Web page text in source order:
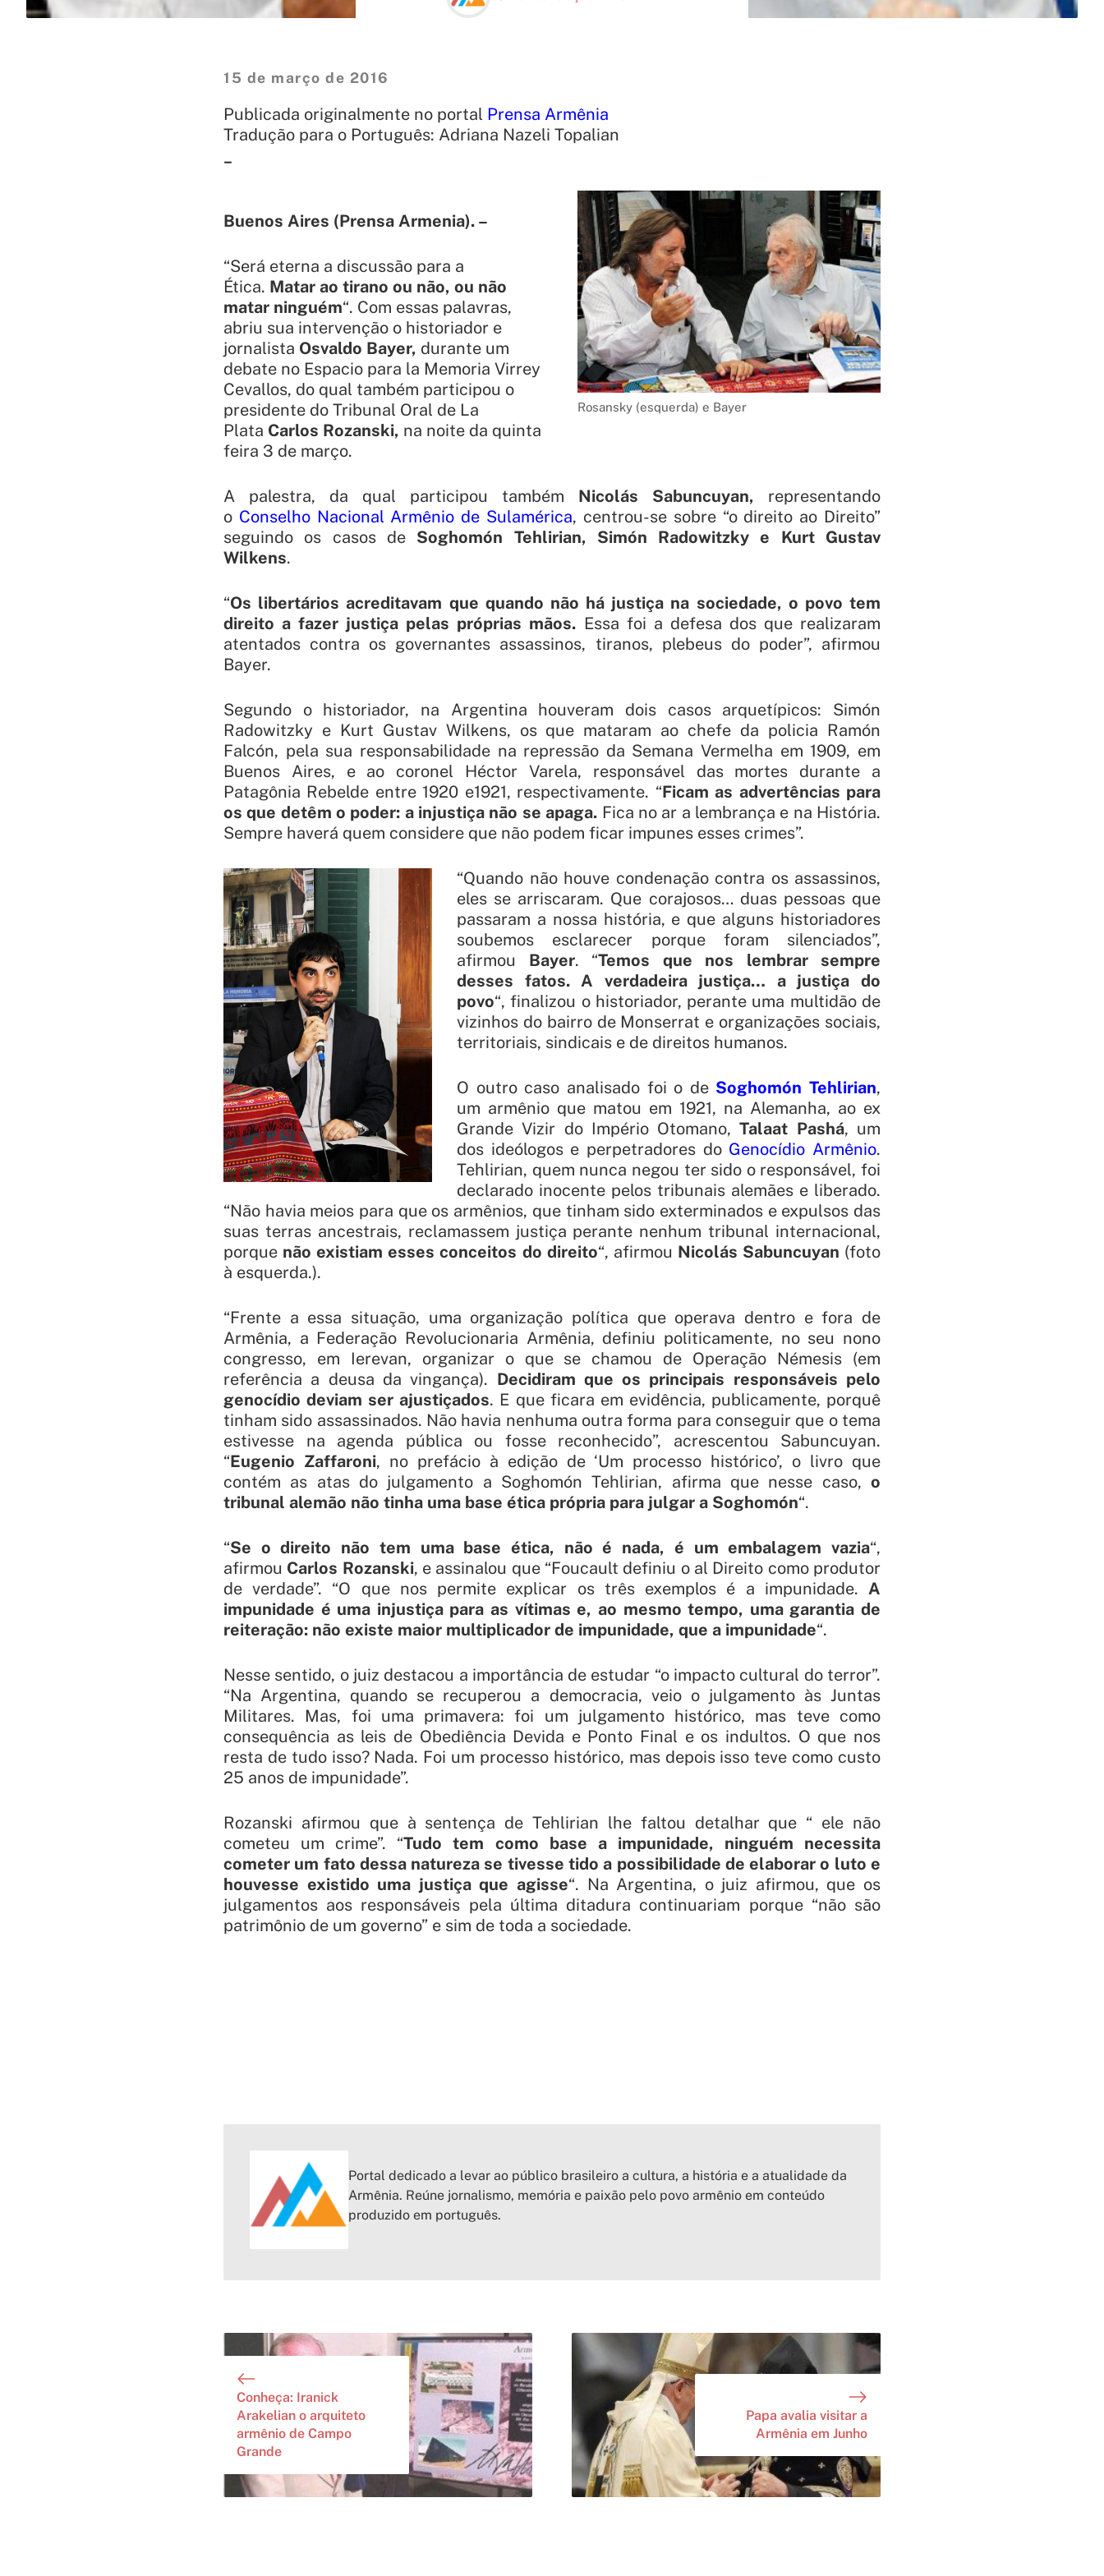
15 de março de 2016
Publicada originalmente no portal Prensa Armênia
Tradução para o Português: Adriana Nazeli Topalian
Rosansky (esquerda) e Bayer
Buenos Aires (Prensa Armenia). –
“Será eterna a discussão para a
Ética. Matar ao tirano ou não, ou não
matar ninguém“. Com essas palavras,
abriu sua intervenção o historiador e
jornalista Osvaldo Bayer, durante um
debate no Espacio para la Memoria Virrey
Cevallos, do qual também participou o
presidente do Tribunal Oral de La
Plata Carlos Rozanski, na noite da quinta
feira 3 de março.
A palestra, da qual participou também Nicolás Sabuncuyan, representando
o Conselho Nacional Armênio de Sulamérica, centrou-se sobre “o direito ao Direito”
seguindo os casos de Soghomón Tehlirian, Simón Radowitzky e Kurt Gustav
Wilkens.
“Os libertários acreditavam que quando não há justiça na sociedade, o povo tem
direito a fazer justiça pelas próprias mãos. Essa foi a defesa dos que realizaram
atentados contra os governantes assassinos, tiranos, plebeus do poder”, afirmou
Bayer.
Segundo o historiador, na Argentina houveram dois casos arquetípicos: Simón
Radowitzky e Kurt Gustav Wilkens, os que mataram ao chefe da policia Ramón
Falcón, pela sua responsabilidade na repressão da Semana Vermelha em 1909, em
Buenos Aires, e ao coronel Héctor Varela, responsável das mortes durante a
Patagônia Rebelde entre 1920 e1921, respectivamente. “Ficam as advertências para
os que detêm o poder: a injustiça não se apaga. Fica no ar a lembrança e na História.
Sempre haverá quem considere que não podem ficar impunes esses crimes”.
“Quando não houve condenação contra os assassinos,
eles se arriscaram. Que corajosos… duas pessoas que
passaram a nossa história, e que alguns historiadores
soubemos esclarecer porque foram silenciados”,
afirmou Bayer. “Temos que nos lembrar sempre
desses fatos. A verdadeira justiça… a justiça do
povo“, finalizou o historiador, perante uma multidão de
vizinhos do bairro de Monserrat e organizações sociais,
territoriais, sindicais e de direitos humanos.
O outro caso analisado foi o de Soghomón Tehlirian,
um armênio que matou em 1921, na Alemanha, ao ex
Grande Vizir do Império Otomano,Talaat Pashá, um
dos ideólogos e perpetradores do Genocídio Armênio.
Tehlirian, quem nunca negou ter sido o responsável, foi
declarado inocente pelos tribunais alemães e liberado.
“Não havia meios para que os armênios, que tinham sido exterminados e expulsos das
suas terras ancestrais, reclamassem justiça perante nenhum tribunal internacional,
porque não existiam esses conceitos do direito“, afirmou Nicolás Sabuncuyan (foto
à esquerda.).
“Frente a essa situação, uma organização política que operava dentro e fora de
Armênia, a Federação Revolucionaria Armênia, definiu politicamente, no seu nono
congresso, em Ierevan, organizar o que se chamou de Operação Némesis (em
referência a deusa da vingança). Decidiram que os principais responsáveis pelo
genocídio deviam ser ajustiçados. E que ficara em evidência, publicamente, porquê
tinham sido assassinados. Não havia nenhuma outra forma para conseguir que o tema
estivesse na agenda pública ou fosse reconhecido”, acrescentou Sabuncuyan.
“Eugenio Zaffaroni, no prefácio à edição de ‘Um processo histórico’, o livro que
contém as atas do julgamento a Soghomón Tehlirian, afirma que nesse caso, o
tribunal alemão não tinha uma base ética própria para julgar a Soghomón“.
“Se o direito não tem uma base ética, não é nada, é um embalagem vazia“,
afirmou Carlos Rozanski, e assinalou que “Foucault definiu o al Direito como produtor
de verdade”. “O que nos permite explicar os três exemplos é a impunidade. A
impunidade é uma injustiça para as vítimas e, ao mesmo tempo, uma garantia de
reiteração: não existe maior multiplicador de impunidade, que a impunidade“.
Nesse sentido, o juiz destacou a importância de estudar “o impacto cultural do terror”.
“Na Argentina, quando se recuperou a democracia, veio o julgamento às Juntas
Militares. Mas, foi uma primavera: foi um julgamento histórico, mas teve como
consequência as leis de Obediência Devida e Ponto Final e os indultos. O que nos
resta de tudo isso? Nada. Foi um processo histórico, mas depois isso teve como custo
25 anos de impunidade”.
Rozanski afirmou que à sentença de Tehlirian lhe faltou detalhar que “ ele não
cometeu um crime”. “Tudo tem como base a impunidade, ninguém necessita
cometer um fato dessa natureza se tivesse tido a possibilidade de elaborar o luto e
houvesse existido uma justiça que agisse“. Na Argentina, o juiz afirmou, que os
julgamentos aos responsáveis pela última ditadura continuariam porque “não são
patrimônio de um governo” e sim de toda a sociedade.
Portal dedicado a levar ao público brasileiro a cultura, a história e a atualidade da
Armênia. Reúne jornalismo, memória e paixão pelo povo armênio em conteúdo
produzido em português.
Conheça: Iranick
Arakelian o arquiteto
armênio de Campo
Grande
Papa avalia visitar a
Armênia em Junho